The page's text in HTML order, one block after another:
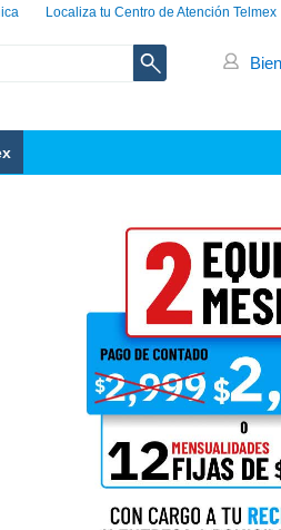
Localiza tu Centro de Atención Telmex